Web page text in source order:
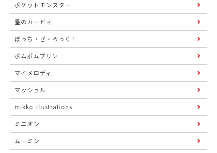
ポケットモンスター
星のカービィ
ぼっち・ざ・ろっく！
ポムポムプリン
マイメロディ
マッシュル
mikko illustrations
ミニオン
ムーミン